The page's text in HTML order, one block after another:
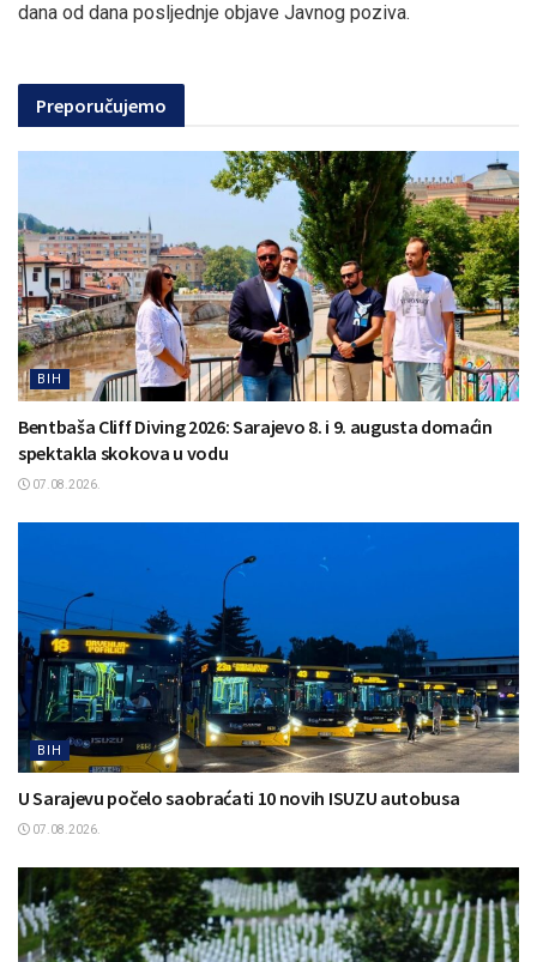
dana od dana posljednje objave Javnog poziva.
Preporučujemo
BIH
Bentbaša Cliff Diving 2026: Sarajevo 8. i 9. augusta domaćin
spektakla skokova u vodu
07.08.2026.
BIH
U Sarajevu počelo saobraćati 10 novih ISUZU autobusa
07.08.2026.